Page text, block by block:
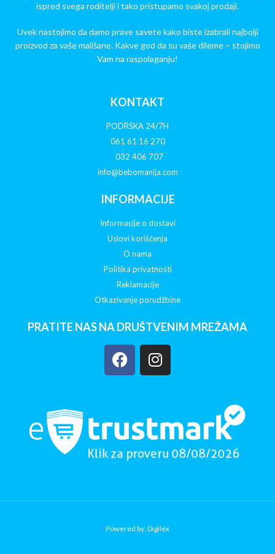
ispred svega roditelji i tako pristupamo svakoj prodaji.
Uvek nastojimo da damo prave savete kako biste izabrali najbolji
proizvod za vaše mališane. Kakve god da su vaše dileme – stojimo
Vam na raspolaganju!
KONTAKT
PODRŠKA 24/7H
061 61 16 270
032 406 707
info@bebomanija.com
INFORMACIJE
Informacije o dostavi
Uslovi korišćenja
O nama
Politika privatnosti
Reklamacije
Otkazivanje porudžbine
PRATITE NAS NA DRUŠTVENIM MREŽAMA
Powered by: Digilex